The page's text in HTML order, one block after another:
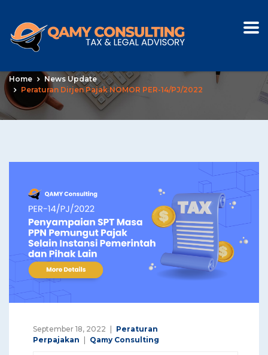
Peraturan Dirjen Pajak
NOMOR PER-14/PJ/2022
Home
News Update
Peraturan Dirjen Pajak NOMOR PER-14/PJ/2022
September 18, 2022
Peraturan
Perpajakan
Qamy Consulting